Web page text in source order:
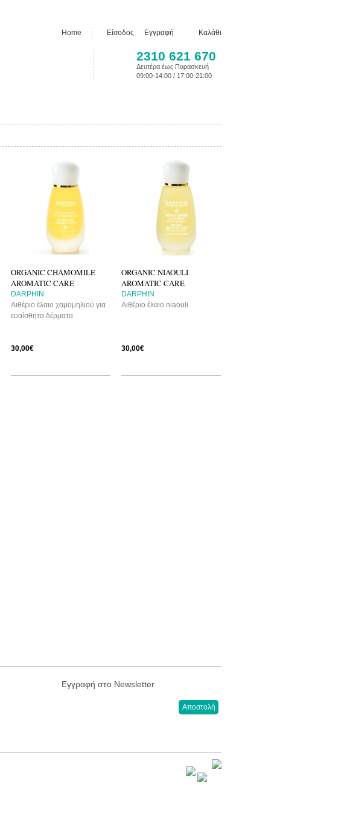
ORGANIC CHAMOMILE
AROMATIC CARE
DARPHIN
Αιθέριο έλαιο χαμομηλιού για
ευαίσθητα δέρματα
30,00€
ORGANIC NIAOULI
AROMATIC CARE
DARPHIN
Αιθέριο έλαιο niaouli
30,00€
Καλάθι
Home Είσοδος Εγγραφή
2310 621 670
Δευτέρα έως Παρασκευή
09:00-14:00 / 17:00-21:00
Εγγραφή στο Newsletter